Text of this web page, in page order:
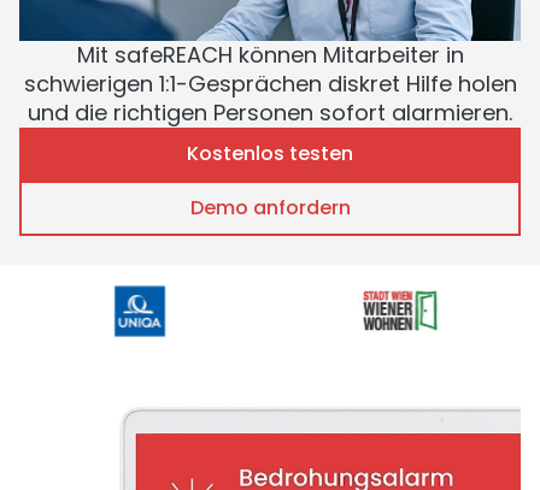
Mit safeREACH können Mitarbeiter in
schwierigen 1:1-Gesprächen diskret Hilfe holen
und die richtigen Personen sofort alarmieren.
Kostenlos testen
Demo anfordern